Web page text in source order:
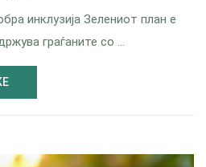
инклузија Зелениот план е
граѓаните со …